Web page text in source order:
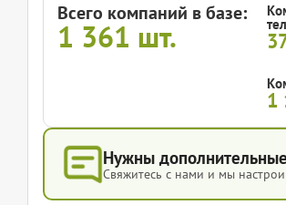
Всего компаний в базе:
1 361 шт.
1
Нужны
Свяжитесь с нами и мы